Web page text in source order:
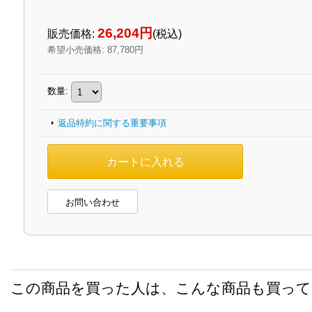
販売価格: 26,204円 (税込)
希望小売価格: 87,780円
数量:
返品特約に関する重要事項
お問い合わせ
この商品を買った人は、こんな商品も買っ